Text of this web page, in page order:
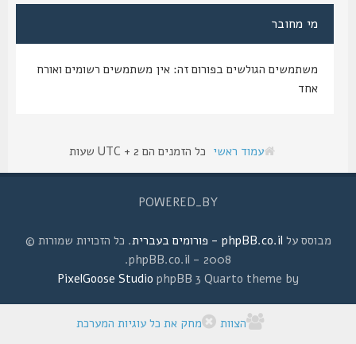
מי מחובר
משתמשים הגולשים בפורום זה: אין משתמשים רשומים ואורח
עמוד ראשי כל הזמנים הם UTC + 2 שעות
POWERED_BY
מבוסס עלphpBB.co.il - פורומים בעברית
. כל הזכויות שמורות ©
2008 - phpBB.co.il.
phpBB 3 Quarto theme by
PixelGoose Studio
הצוות מחק את כל עוגיות המערכת